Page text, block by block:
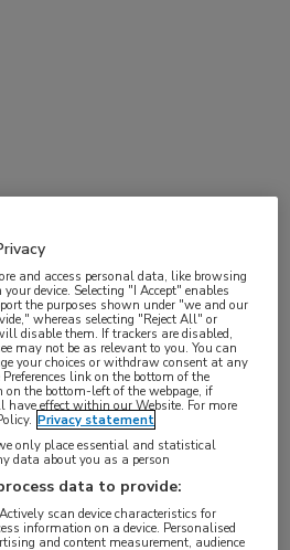
abirateron verbetert de
and access personal data, like browsing
device. Selecting "I Accept" enables
the purposes shown under "we and our
whereas selecting "Reject All" or
disable them. If trackers are disabled,
may not be as relevant to you. You can
your choices or withdraw consent at any
link on the bottom of the
on the bottom-left of the webpage, if
have effect within our Website. For more
Privacy statement
only place essential and statistical
data about you as a person
data to provide:
scan device characteristics for
information on a device. Personalised
and content measurement, audience